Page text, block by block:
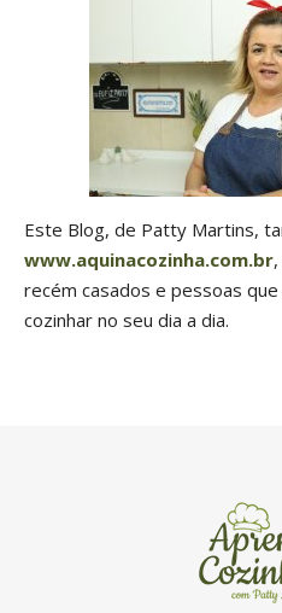
Este Blog, de Patty Martins,
www.aquinacozinha.com.br
recém casados e pessoas
cozinhar no seu dia a dia.